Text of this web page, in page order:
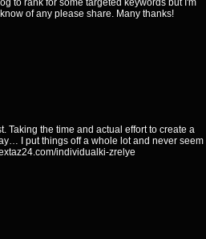
to rank for some targeted keywords but I'm
of any please share. Many thanks!
Taking the time and actual effort to create a
I put things off a whole lot and never seem
individualki-zrelye